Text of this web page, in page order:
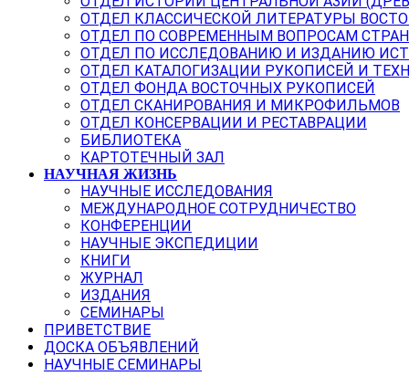
ОТДЕЛ КЛАССИЧЕСКОЙ ЛИТЕРАТУРЫ
ОТДЕЛ ПО СОВРЕМЕННЫМ ВОПРОСАМ
ОТДЕЛ ПО ИССЛЕДОВАНИЮ И ИЗДАНИЮ
ОТДЕЛ КАТАЛОГИЗАЦИИ РУКОПИСЕЙ И
ОТДЕЛ ФОНДА ВОСТОЧНЫХ РУКОПИСЕЙ
ОТДЕЛ СКАНИРОВАНИЯ И МИКРОФИЛЬМОВ
ОТДЕЛ КОНСЕРВАЦИИ И РЕСТАВРАЦИИ
БИБЛИОТЕКА
КАРТОТЕЧНЫЙ ЗАЛ
НАУЧНАЯ ЖИЗНЬ
НАУЧНЫЕ ИССЛЕДОВАНИЯ
МЕЖДУНАРОДНОЕ СОТРУДНИЧЕСТВО
КОНФЕРЕНЦИИ
НАУЧНЫЕ ЭКСПЕДИЦИИ
КНИГИ
ЖУРНАЛ
ИЗДАНИЯ
СЕМИНАРЫ
ПРИВЕТСТВИЕ
ДОСКА ОБЪЯВЛЕНИЙ
НАУЧНЫЕ СЕМИНАРЫ